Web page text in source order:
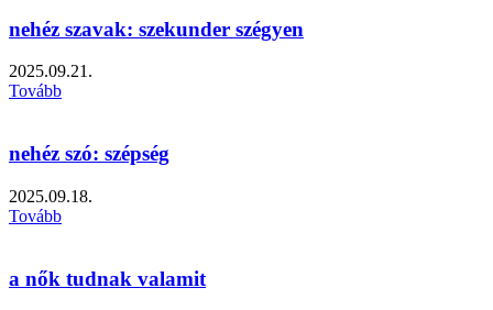
nehéz szavak: szekunder szégyen
2025.09.21.
Tovább
nehéz szó: szépség
2025.09.18.
Tovább
a nők tudnak valamit